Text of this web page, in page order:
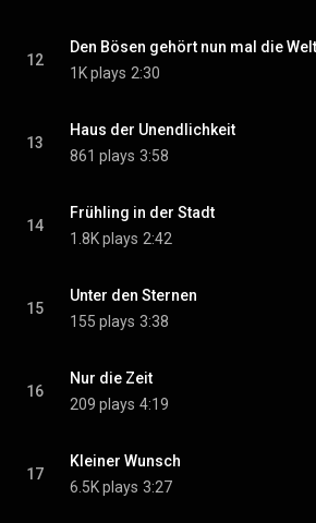
12
Den Bösen gehört nun mal die Welt
1K plays 2:30
13
Haus der Unendlichkeit
861 plays 3:58
14
Frühling in der Stadt
1.8K plays 2:42
15
Unter den Sternen
155 plays 3:38
16
Nur die Zeit
209 plays 4:19
17
Kleiner Wunsch
6.5K plays 3:27